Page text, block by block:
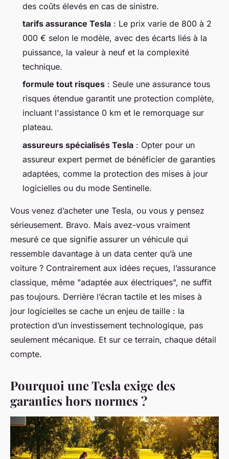
des coûts élevés en cas de sinistre.
tarifs assurance Tesla : Le prix varie de 800 à 2
000 € selon le modèle, avec des écarts liés à la
puissance, la valeur à neuf et la complexité
technique.
formule tout risques : Seule une assurance tous
risques étendue garantit une protection complète,
incluant l'assistance 0 km et le remorquage sur
plateau.
assureurs spécialisés Tesla : Opter pour un
assureur expert permet de bénéficier de garanties
adaptées, comme la protection des mises à jour
logicielles ou du mode Sentinelle.
Vous venez d’acheter une Tesla, ou vous y pensez
sérieusement. Bravo. Mais avez-vous vraiment
mesuré ce que signifie assurer un véhicule qui
ressemble davantage à un data center qu’à une
voiture ? Contrairement aux idées reçues, l’assurance
classique, même "adaptée aux électriques", ne suffit
pas toujours. Derrière l’écran tactile et les mises à
jour logicielles se cache un enjeu de taille : la
protection d’un investissement technologique, pas
seulement mécanique. Et sur ce terrain, chaque détail
compte.
Pourquoi une Tesla exige des
garanties hors normes ?